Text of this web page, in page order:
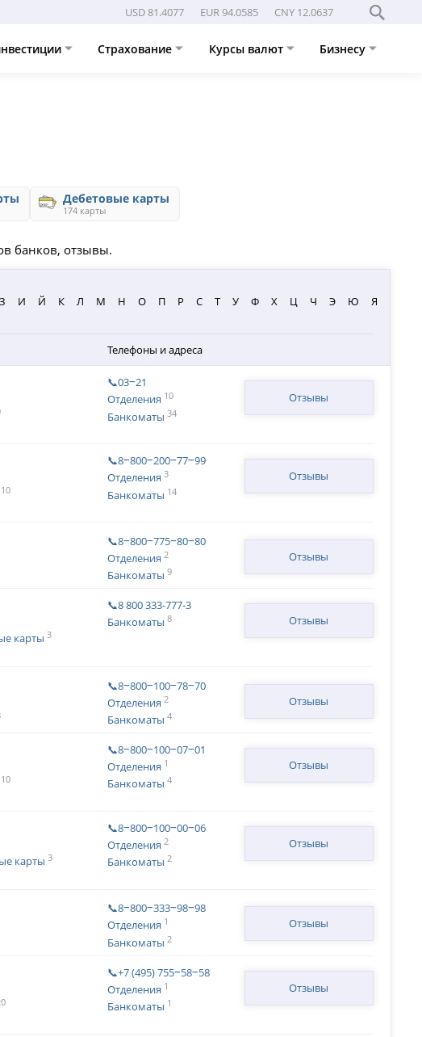
USD 81.4077 EUR 94.0585 CNY 12.0637
Страхование Курсы валют Бизнесу
Дебетовые карты
174 карты
банков, отзывы.
З И Й К Л М Н О П Р С Т У Ф Х Ц Ч Э Ю Я
Телефоны и адреса
📞03‒21
Отделения 10
Банкоматы 34
Отзывы
10
📞8‒800‒200‒77‒99
Отделения 3
Банкоматы 14
Отзывы
📞8‒800‒775‒80‒80
Отделения 2
Банкоматы 9
Отзывы
карты 3
📞8 800 333-777-3
Банкоматы 8 Отзывы
📞8‒800‒100‒78‒70
Отделения 2
Банкоматы 4
Отзывы
10
📞8‒800‒100‒07‒01
Отделения 1
Банкоматы 4
Отзывы
карты 3
📞8‒800‒100‒00‒06
Отделения 2
Банкоматы 2
Отзывы
📞8‒800‒333‒98‒98
Отделения 1
Банкоматы 2
Отзывы
📞+7 (495) 755‒58‒58
Отделения 1
Банкоматы 1
Отзывы